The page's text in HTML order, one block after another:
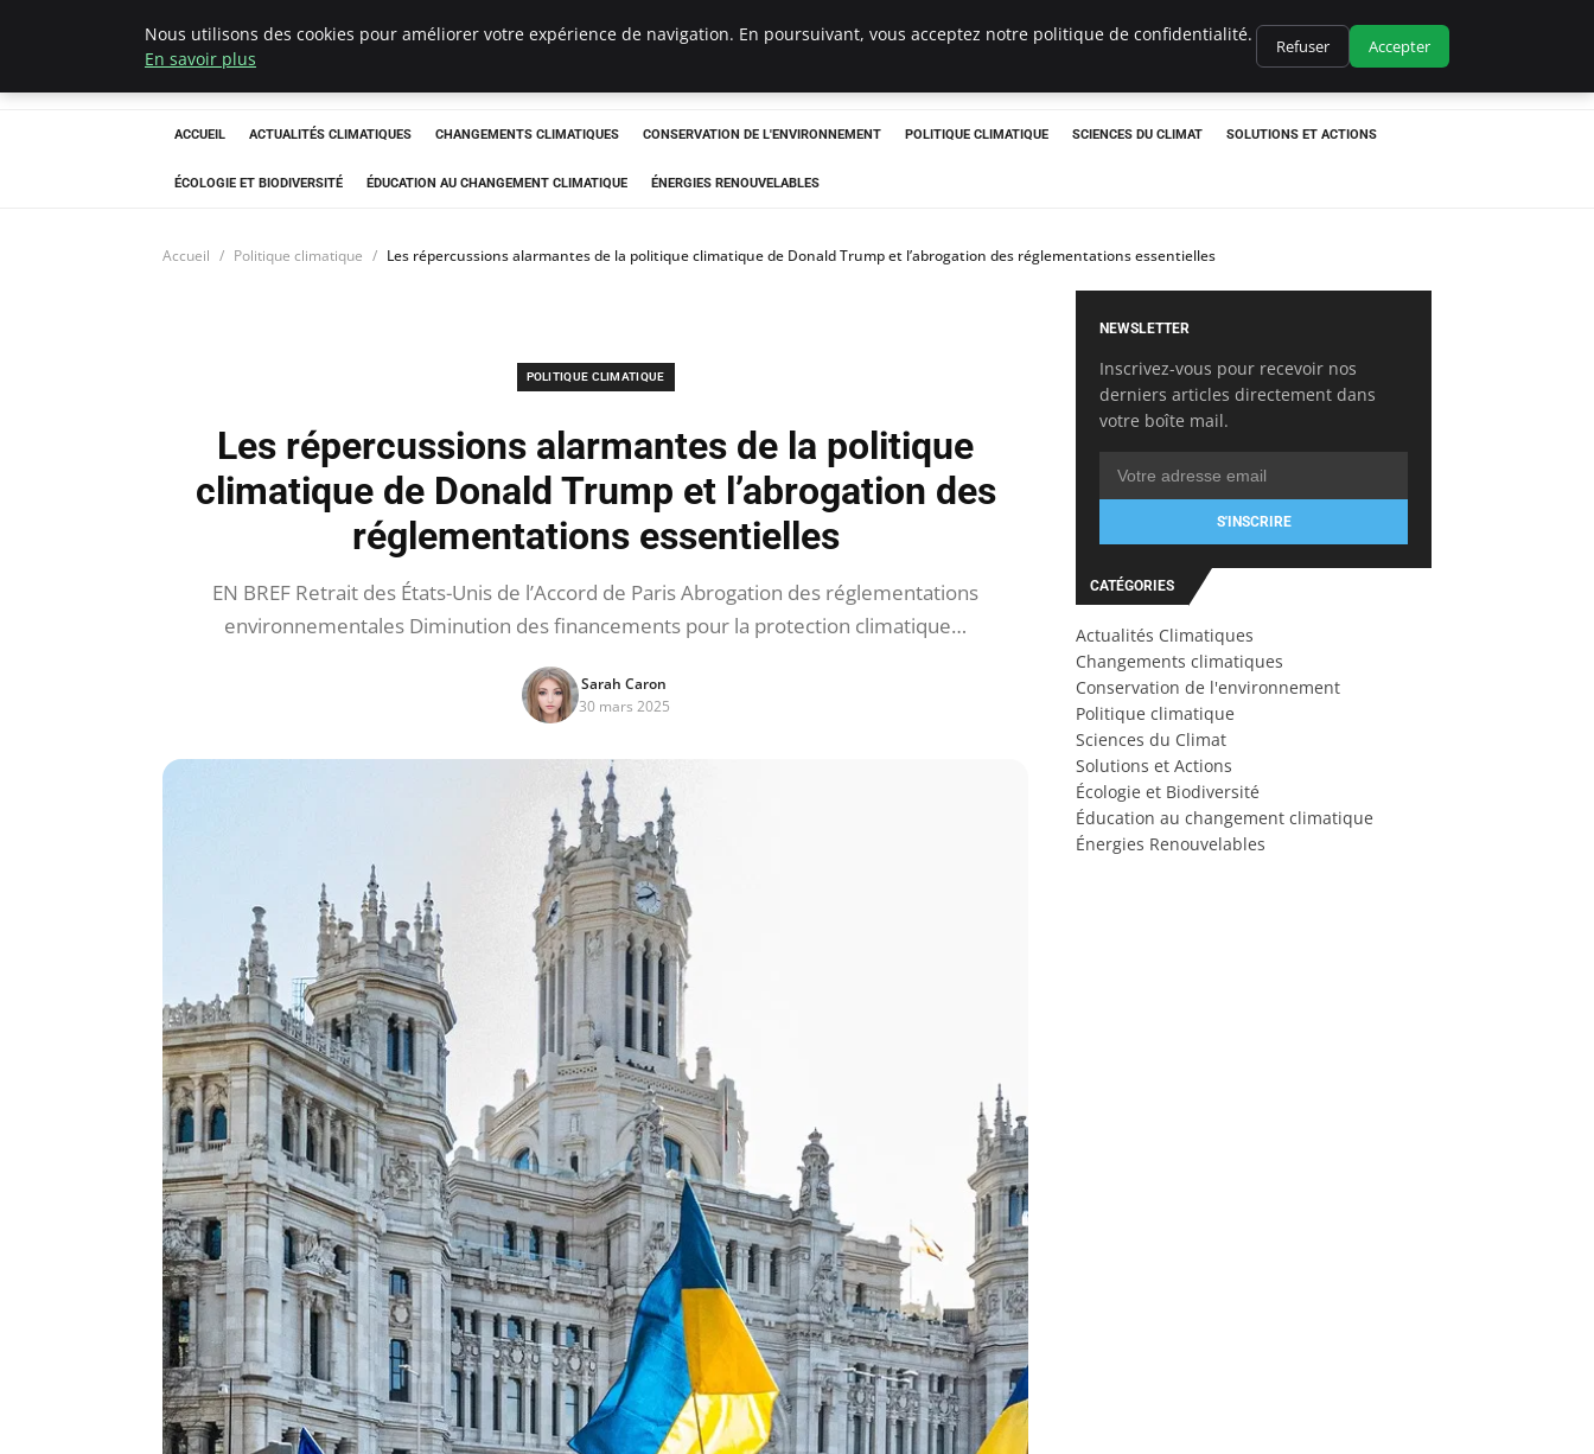
Climatedebtagents
ACCUEIL ACTUALITÉS CLIMATIQUES CHANGEMENTS CLIMATIQUES CONSERVATION DE L'ENVIRONNEMENT POLITIQUE CLIMATIQUE SCIENCES DU CLIMAT SOLUTIONS ET ACTIONS
ÉCOLOGIE ET BIODIVERSITÉ ÉDUCATION AU CHANGEMENT CLIMATIQUE ÉNERGIES RENOUVELABLES
Accueil Politique climatique Les répercussions alarmantes de la politique climatique de Donald Trump et l’abrogation des réglementations essentielles
POLITIQUE CLIMATIQUE
Les répercussions alarmantes de la politique
climatique de Donald Trump et l’abrogation des
réglementations essentielles
EN BREF Retrait des États-Unis de l’Accord de Paris Abrogation des réglementations
environnementales Diminution des financements pour la protection climatique…
Sarah Caron
30 mars 2025
NEWSLETTER
Inscrivez-vous pour recevoir nos
derniers articles directement dans
votre boîte mail.
S'INSCRIRE
CATÉGORIES
Actualités Climatiques
Changements climatiques
Conservation de l'environnement
Politique climatique
Sciences du Climat
Solutions et Actions
Écologie et Biodiversité
Éducation au changement climatique
Énergies Renouvelables
Nous utilisons des cookies pour améliorer votre expérience de navigation. En poursuivant, vous acceptez notre politique de confidentialité.
En savoir plus
Refuser Accepter